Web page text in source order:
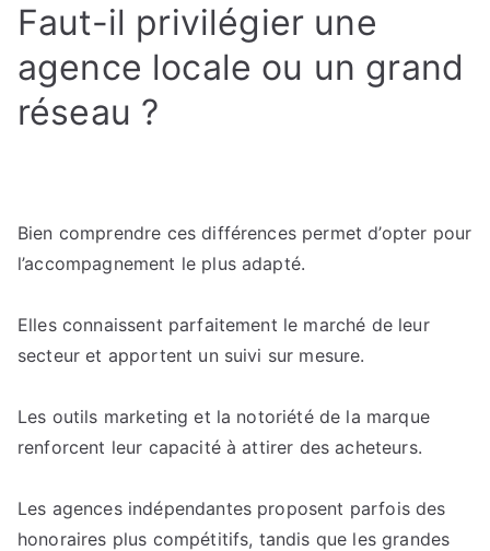
Faut-il privilégier une
agence locale ou un grand
réseau ?
Bien comprendre ces différences permet d’opter pour
l’accompagnement le plus adapté.
Elles connaissent parfaitement le marché de leur
secteur et apportent un suivi sur mesure.
Les outils marketing et la notoriété de la marque
renforcent leur capacité à attirer des acheteurs.
Les agences indépendantes proposent parfois des
honoraires plus compétitifs, tandis que les grandes